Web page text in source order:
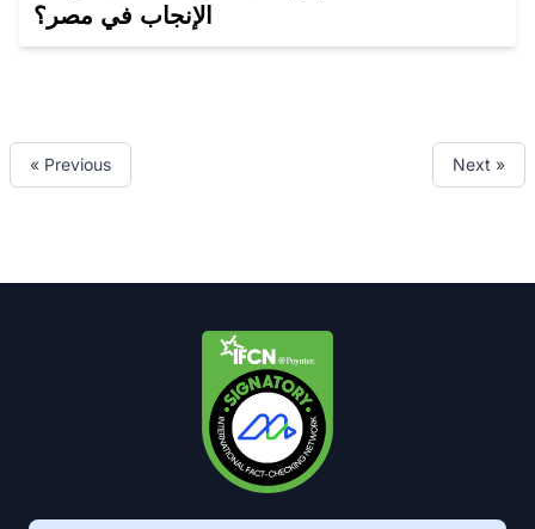
الإنجاب في مصر؟
« Previous Next »